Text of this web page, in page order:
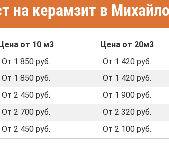
на керамзит в
от 10 м3 Цена от 20м3
От 1 850 руб. От 1 420 руб.
От 1 850 руб. От 1 420 руб.
От 2 450 руб. От 1 900 руб.
От 2 700 руб. От 2 320 руб.
От 2 450 руб. От 2 100 руб.